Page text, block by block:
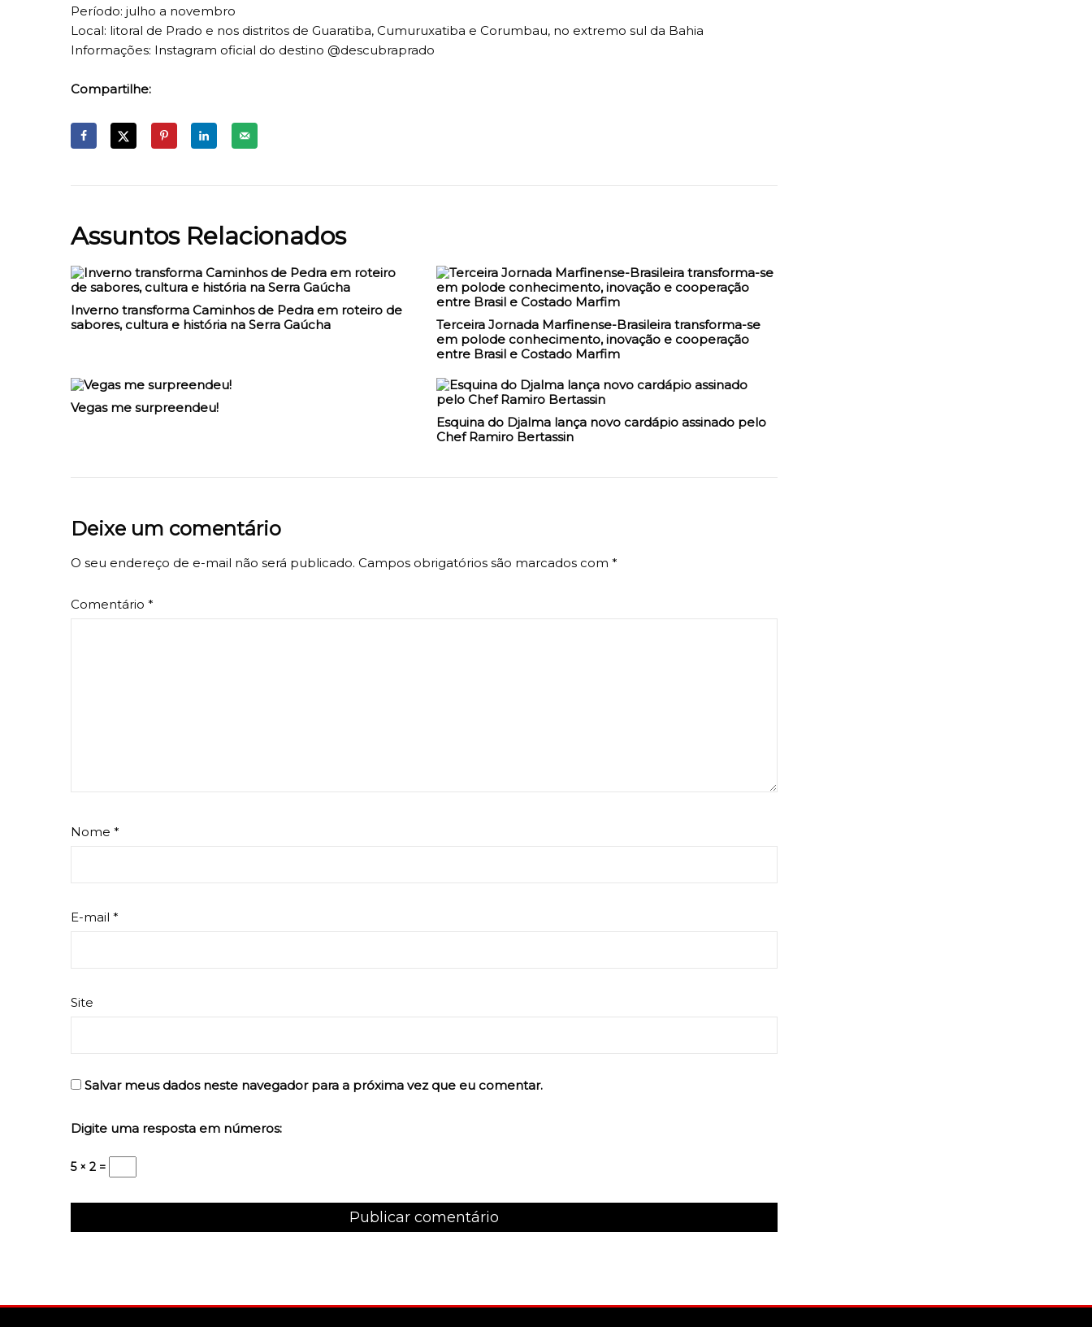
Período: julho a novembro
Local: litoral de Prado e nos distritos de Guaratiba, Cumuruxatiba e Corumbau, no extremo sul da Bahia
Informações: Instagram oficial do destino @descubraprado
Compartilhe:
Assuntos Relacionados
Inverno transforma Caminhos de Pedra em roteiro de
sabores, cultura e história na Serra Gaúcha
Terceira Jornada Marfinense-Brasileira transforma-se
em polode conhecimento, inovação e cooperação
entre Brasil e Costado Marfim
Vegas me surpreendeu!
Esquina do Djalma lança novo cardápio assinado pelo
Chef Ramiro Bertassin
Deixe um comentário
O seu endereço de e-mail não será publicado. Campos obrigatórios são marcados com *
Comentário *
Nome *
E-mail *
Site
Salvar meus dados neste navegador para a próxima vez que eu comentar.
Digite uma resposta em números:
5 × 2 =